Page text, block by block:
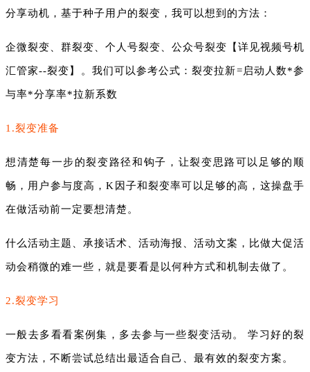
分享动机，基于种子用户的裂变，我可以想到的方法：
企微裂变、群裂变、个人号裂变、公众号裂变【详见视频号机
汇管家--裂变】。我们可以参考公式：裂变拉新=启动人数*参
与率*分享率*拉新系数
1.裂变准备
想清楚每一步的裂变路径和钩子，让裂变思路可以足够的顺
畅，用户参与度高，K因子和裂变率可以足够的高，这操盘手
在做活动前一定要想清楚。
什么活动主题、承接话术、活动海报、活动文案，比做大促活
动会稍微的难一些，就是要看是以何种方式和机制去做了。
2.裂变学习
一般去多看看案例集，多去参与一些裂变活动。 学习好的裂
变方法，不断尝试总结出最适合自己、最有效的裂变方案。